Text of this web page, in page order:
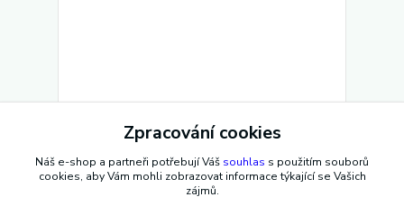
Multifunkční nákrčník - béžová (dětská velikost)
58 Kč bez DPH Skladem 1 ks
Přidat do košíku
Zpracování cookies
Náš e-shop a partneři potřebují Váš souhlas s použitím souborů
cookies, aby Vám mohli zobrazovat informace týkající se Vašich
zájmů.